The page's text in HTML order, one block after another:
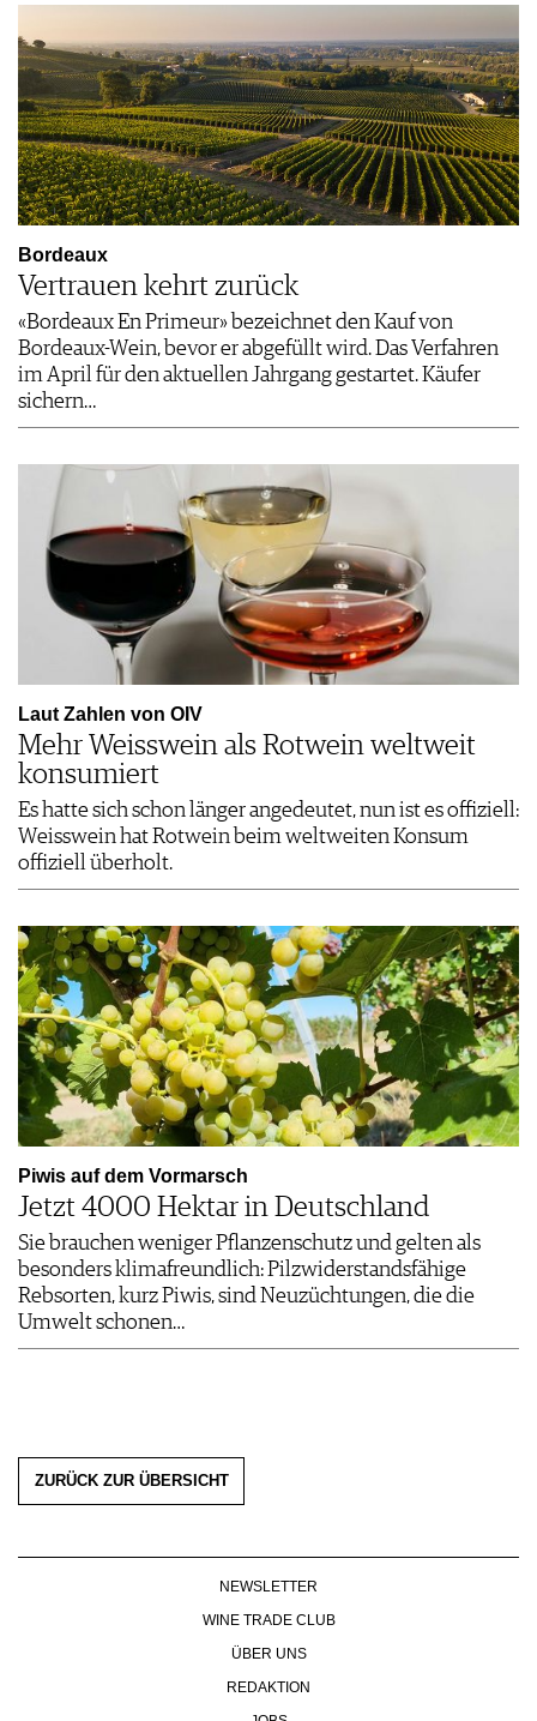
Bordeaux
Vertrauen kehrt zurück
«Bordeaux En Primeur» bezeichnet den Kauf von
Bordeaux-Wein, bevor er abgefüllt wird. Das Verfahren
im April für den aktuellen Jahrgang gestartet. Käufer
sichern…
Laut Zahlen von OIV
Mehr Weisswein als Rotwein weltweit
konsumiert
Es hatte sich schon länger angedeutet, nun ist es offiziell:
Weisswein hat Rotwein beim weltweiten Konsum
offiziell überholt.
Piwis auf dem Vormarsch
Jetzt 4000 Hektar in Deutschland
Sie brauchen weniger Pflanzenschutz und gelten als
besonders klimafreundlich: Pilzwiderstandsfähige
Rebsorten, kurz Piwis, sind Neuzüchtungen, die die
Umwelt schonen…
ZURÜCK ZUR ÜBERSICHT
NEWSLETTER
WINE TRADE CLUB
ÜBER UNS
REDAKTION